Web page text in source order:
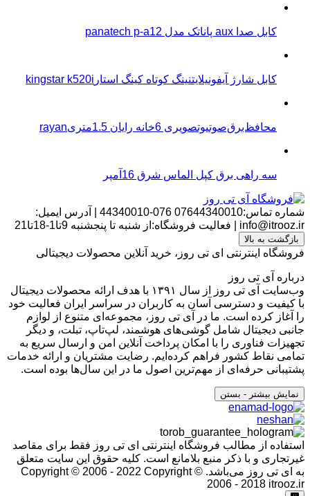
کابل صدا aux پاناتک مدل panatech p-a12
کابل شارژ آیفونیلایتنینگ کوتاه کینگ استارkingstar k520i
محافظ‌برق‌صوتیو‌تصویری 6خانه رایان 1.5متریrayan
سه راهی برق کپل الماس شرق 16آمپر
شماره تماس:07644340010 076-44340010
آدرس ایمیل:
info@itrooz.ir
فعالیت فروشگاه:از شنبه تا پنجشنبه 9تا1-18تا21
بازگشت به بالا
فروشگاه اینترنتی ای تی روز، خرید آنلاین محصولات دیجیتالی
درباره آی تی روز
وب‌سایت آی تی روز از سال ۱۳۹۱ با هدف ارائه محصولات دیجیتال
با کیفیت و دسترسی آسان به کاربران در سراسر ایران فعالیت خود
را آغاز کرده است. ما در آی تی روز، مجموعه‌ای متنوع از لوازم
جانبی دیجیتال شامل گوشی‌های هوشمند، لپ‌تاپ، تبلت، و دیگر
تجهیزات فناوری را با امکان پرداخت آنلاین امن و ارسال سریع به
تمامی نقاط کشور فراهم کرده‌ایم. رضایت مشتریان و ارائه خدمات
پشتیبانی حرفه‌ای از مهم‌ترین اصول ما در این سال‌ها بوده است.
نمایش بیشتر - بستن
استفاده از مطالب فروشگاه اینترنتی ای تی روز فقط برای مقاصد
غیرتجاری و با ذکر منبع بلامانع است. کلیه حقوق این سایت متعلق
به ای تی روز می‌باشد. Copyright © 2006 - 2022 Copyright ©
2006 - 2018 itrooz.ir